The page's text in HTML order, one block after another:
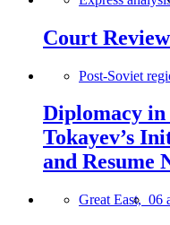
Court
Post-Soviet
Diplomacy in
Tokayev’s
and Resume
Great East, 06